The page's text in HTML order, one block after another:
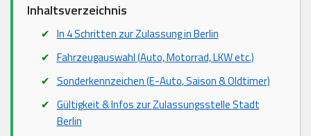
Inhaltsverzeichnis
In 4 Schritten zur Zulassung in Berlin
Fahrzeugauswahl (Auto, Motorrad, LKW etc.)
Sonderkennzeichen (E-Auto, Saison & Oldtimer)
Gültigkeit & Infos zur Zulassungsstelle Stadt
Berlin